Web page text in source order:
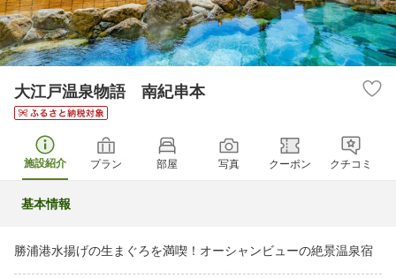
大江戸温泉物語 南紀串本
施設紹介 プラン 部屋 写真 クーポン クチコミ
基本情報
勝浦港水揚げの生まぐろを満喫！オーシャンビューの絶景温泉宿